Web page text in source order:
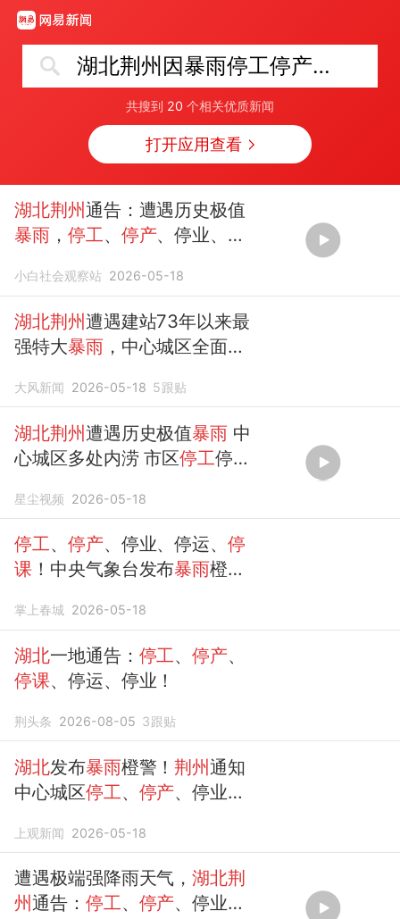
湖北荆州因暴雨停工停产停课
共搜到 20 个相关优质新闻
打开应用查看
湖北荆州通告：遭遇历史极值
暴雨 ，停工、 停产、停业、停
至小腿，内涝风险极高
小白社会观察站 2026-05-18
湖北荆州遭遇建站73年以来最
强特大暴雨，中心城区全面实
测今晚降雨减弱
大风新闻 2026-05-18 5跟贴
湖北荆州遭遇历史极值暴雨中
心城区多处内涝 市区停工停运
星尘视频 2026-05-18
停工、停产、停业、停运、 停
课 ！中央气象台发布暴雨橙色
掌上春城 2026-05-18
湖北一地通告： 停工、停产、
停课、停运、停业！
荆头条 2026-08-05 3跟贴
湖北发布暴雨橙警！荆州通知
中心城区停工、 停产、停业、
部分列车
上观新闻 2026-05-18
遭遇极端强降雨天气，湖北荆
州通告： 停工、 停产、停业、